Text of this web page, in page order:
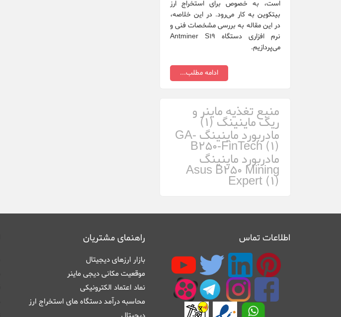
است، به خصوص برای استخراج ارز
بیتکوین به کار می‌رود. در این خلاصه،
در این مقاله به بررسی مشخصات فنی و
نرم افزاری دستگاه Antminer S19
می‌پردازیم.
ادامه مطلب...
منبع تغذیه ماینر و
ریگ ماینینگ (1)
مادربورد ماینینگ GA-
B250-FinTech (1)
مادربورد ماینینگ
Asus B250 Mining
Expert (1)
اطلاعات تماس راهنمای مشتریان
بازار ارزهای دیجیتال
موقعیت مکانی دیجی ماینر
نماد اعتماد الکترونیکی
محاسبه درآمد دستگاه های استخراج ارز